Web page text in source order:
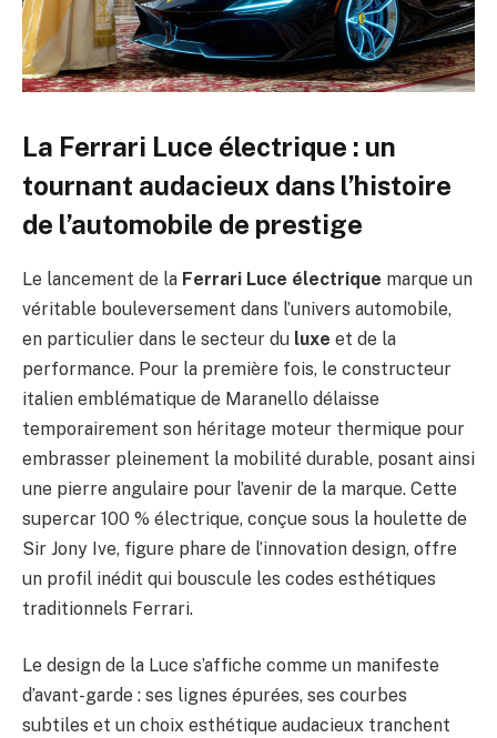
La Ferrari Luce électrique : un
tournant audacieux dans l’histoire
de l’automobile de prestige
Le lancement de la Ferrari Luce électrique marque un
véritable bouleversement dans l’univers automobile,
en particulier dans le secteur du luxe et de la
performance. Pour la première fois, le constructeur
italien emblématique de Maranello délaisse
temporairement son héritage moteur thermique pour
embrasser pleinement la mobilité durable, posant ainsi
une pierre angulaire pour l’avenir de la marque. Cette
supercar 100 % électrique, conçue sous la houlette de
Sir Jony Ive, figure phare de l’innovation design, offre
un profil inédit qui bouscule les codes esthétiques
traditionnels Ferrari.
Le design de la Luce s’affiche comme un manifeste
d’avant-garde : ses lignes épurées, ses courbes
subtiles et un choix esthétique audacieux tranchent